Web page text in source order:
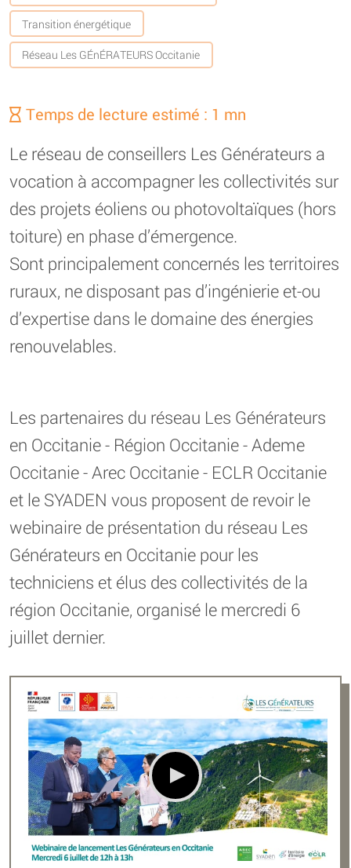
Transition énergétique
Réseau Les GÉnÉRATEURS Occitanie
Temps de lecture estimé : 1 mn
Le réseau de conseillers Les Générateurs a
vocation à accompagner les collectivités sur
des projets éoliens ou photovoltaïques (hors
toiture) en phase d’émergence.
Sont principalement concernés les territoires
ruraux, ne disposant pas d’ingénierie et-ou
d’expertise dans le domaine des énergies
renouvelables.
Les partenaires du réseau Les Générateurs
en Occitanie - Région Occitanie - Ademe
Occitanie - Arec Occitanie - ECLR Occitanie
et le SYADEN vous proposent de revoir le
webinaire de présentation du réseau Les
Générateurs en Occitanie pour les
techniciens et élus des collectivités de la
région Occitanie, organisé le mercredi 6
juillet dernier.